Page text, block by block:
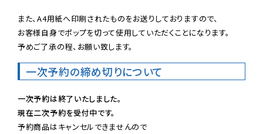
また、A4用紙へ印刷されたものをお送りしておりますので、
お客様自身でポップを切って使用していただくことになります。
予めご了承の程、お願い致します。
一次予約の締め切りについて
一次予約は終了いたしました。
現在二次予約を受付中です。
予約商品はキャンセルできませんので